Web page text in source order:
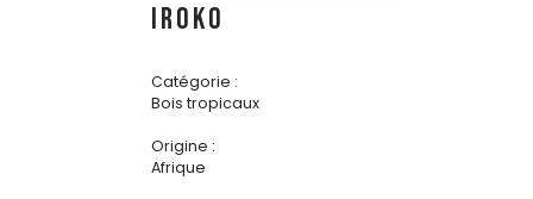
IROKO
Catégorie :
Bois tropicaux
Origine :
Afrique